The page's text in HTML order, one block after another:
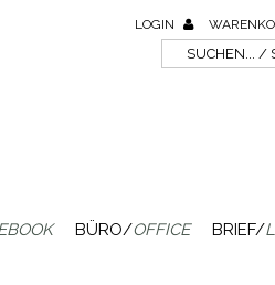
LOGIN
BÜRO/OFFICE BRIEF/